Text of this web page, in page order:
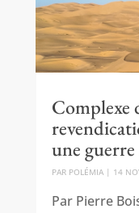
Complexe
une
PAR POLÉMIA| 14
Par Pierre